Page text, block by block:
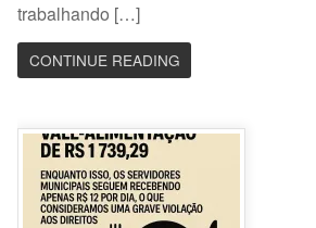
trabalhando […]
CONTINUE READING